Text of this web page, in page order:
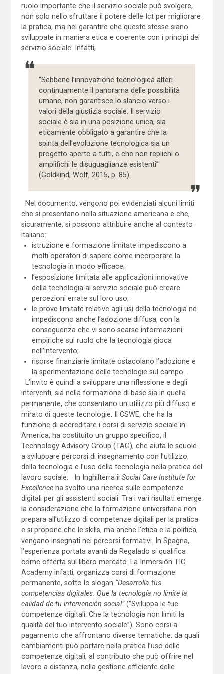
ruolo importante che il servizio sociale può svolgere,
non solo nello sfruttare il potere delle Ict per migliorare
la pratica, ma nel garantire che queste stesse siano
sviluppate in maniera etica e coerente con i principi del
servizio sociale. Infatti,
“Sebbene l’innovazione tecnologica alteri
continuamente il panorama delle possibilità
umane, non garantisce lo slancio verso i
valori della giustizia sociale. Il servizio
sociale è sia in una posizione unica, sia
eticamente obbligato a garantire che la
spinta dell’evoluzione tecnologica sia un
progetto aperto a tutti, e che non replichi o
amplifichi le disuguaglianze esistenti”
(Goldkind, Wolf, 2015, p. 85).
Nel documento, vengono poi evidenziati alcuni limiti
che si presentano nella situazione americana e che,
sicuramente, si possono attribuire anche al contesto
italiano:
istruzione e formazione limitate impediscono a
molti operatori di sapere come incorporare la
tecnologia in modo efficace;
l’esposizione limitata alle applicazioni innovative
della tecnologia al servizio sociale può creare
percezioni errate sul loro uso;
le prove limitate relative agli usi della tecnologia ne
impediscono anche l’adozione diffusa, con la
conseguenza che vi sono scarse informazioni
empiriche sul ruolo che la tecnologia gioca
nell’intervento;
risorse finanziarie limitate ostacolano l’adozione e
la sperimentazione delle tecnologie sul campo.
L’invito è quindi a sviluppare una riflessione e degli
interventi, sia nella formazione di base sia in quella
permanente, che consentano un utilizzo più diffuso e
mirato di queste tecnologie. Il CSWE, che ha la
funzione di accreditare i corsi di servizio sociale in
America, ha costituito un gruppo specifico, il
Technology Advisory Group (TAG), che aiuta le scuole
a sviluppare percorsi di insegnamento con l’utilizzo
della tecnologia e l’uso della tecnologia nella pratica del
lavoro sociale. In Inghilterra il Social Care Institute for
Excellenceha svolto una ricerca sulle competenze
digitali per gli assistenti sociali. Tra i vari risultati emerge
la considerazione che la formazione universitaria non
prepara all’utilizzo di competenze digitali per la pratica
e si propone che le skills, ma anche l’etica e la politica,
vengano insegnati nei percorsi formativi. In Spagna,
l’esperienza portata avanti da Regalado si qualifica
come offerta sul libero mercato. La Inmersión TIC
Academy infatti, organizza corsi di formazione
permanente, sotto lo slogan “Desarrolla tus
competencias digitales. Que la tecnología no limite la
calidad de tu intervención social”(“Sviluppa le tue
competenze digitali. Che la tecnologia non limiti la
qualità del tuo intervento sociale”). Sono corsi a
pagamento che affrontano diverse tematiche: da quali
cambiamenti può portare nella pratica l’uso delle
competenze digitali, al contributo che può offrire nel
lavoro a distanza, nella gestione efficiente delle